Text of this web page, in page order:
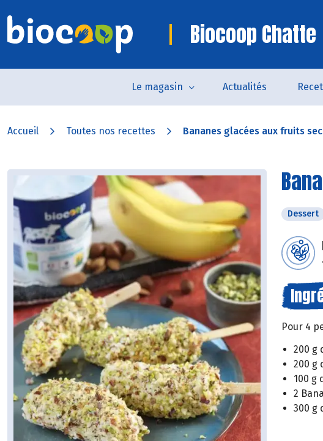
Biocoop Chatte
Le magasin Actualités
Accueil Toutes nos recettes Bananes glacées aux fruits
Dessert
Pour 4
200 g
200 g
100 g
2
300 g